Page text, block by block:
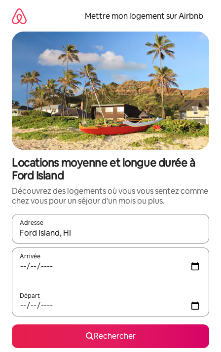
directement
contenu
Mettre mon logement sur Airbnb
Locations moyenne et longue durée à
Ford Island
Découvrez des logements où vous vous sentez comme
chez vous pour un séjour d'un mois ou plus.
Adresse
Lorsque les résultats s'affichent, utilisez les flèches vers le
Arrivée
Départ
Rechercher